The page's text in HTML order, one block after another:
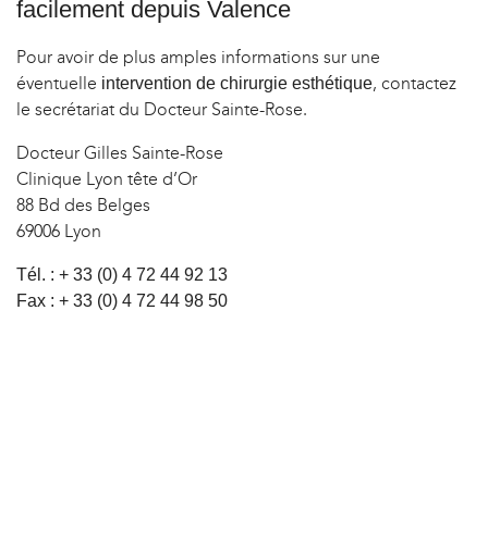
facilement depuis Valence
Pour avoir de plus amples informations sur une
éventuelle intervention de chirurgie esthétique, contactez
le secrétariat du Docteur Sainte-Rose.
Docteur Gilles Sainte-Rose
Clinique Lyon tête d’Or
88 Bd des Belges
69006 Lyon
Tél. : + 33 (0) 4 72 44 92 13
Fax : + 33 (0) 4 72 44 98 50